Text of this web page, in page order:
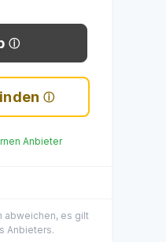
Anbieter
abweichen, es gilt
Anbieters.